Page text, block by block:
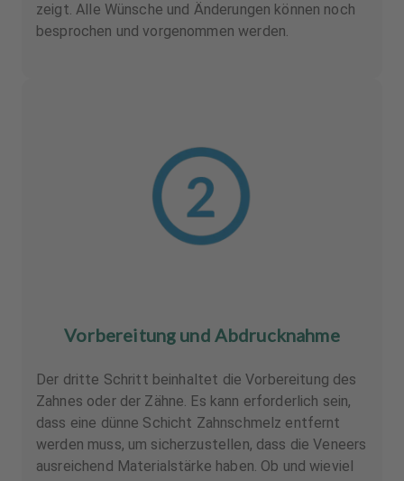
zeigt. Alle Wünsche und Änderungen können noch
besprochen und vorgenommen werden.
Vorbereitung und Abdrucknahme
Der dritte Schritt beinhaltet die Vorbereitung des
Zahnes oder der Zähne. Es kann erforderlich sein,
dass eine dünne Schicht Zahnschmelz entfernt
werden muss, um sicherzustellen, dass die Veneers
ausreichend Materialstärke haben. Ob und wieviel